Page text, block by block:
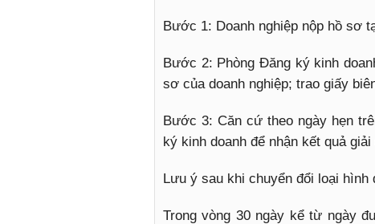
Bước 1: Doanh nghiệp nộp hồ sơ
Bước 2: Phòng Đăng ký kinh
sơ của doanh nghiệp; trao giấy
Bước 3: Căn cứ theo ngày hẹn
ký kinh doanh để nhận kết quả
Lưu ý sau khi chuyển đổi loại hình
Trong vòng 30 ngày kể từ ngày